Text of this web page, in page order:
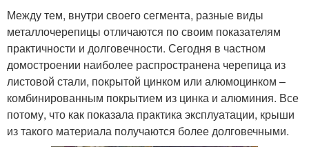
Между тем, внутри своего сегмента, разные виды
металлочерепицы отличаются по своим показателям
практичности и долговечности. Сегодня в частном
домостроении наиболее распространена черепица из
листовой стали, покрытой цинком или алюмоцинком –
комбинированным покрытием из цинка и алюминия. Все
потому, что как показала практика эксплуатации, крыши
из такого материала получаются более долговечными.